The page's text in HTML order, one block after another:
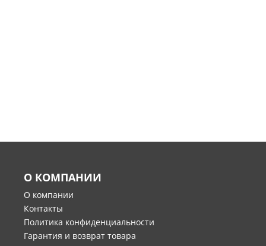
О КОМПАНИИ
О компании
Контакты
Политика конфиденциальности
Гарантия и возврат товара